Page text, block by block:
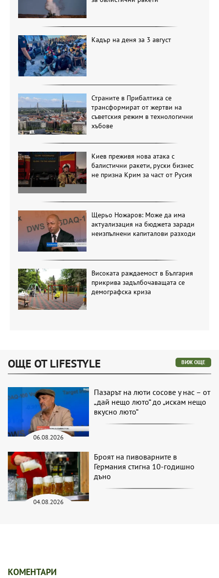
Кадър на деня за 3 август
Страните в Прибалтика се
трансформират от жертви на
съветския режим в технологични
хъбове
Киев преживя нова атака с
балистични ракети, руски бизнес
не призна Крим за част от Русия
Щерьо Ножаров: Може да има
актуализация на бюджета заради
неизпълнени капиталови разходи
Високата раждаемост в България
прикрива задълбочаващата се
демографска криза
ОЩЕ ОТ LIFESTYLE ВИЖ ОЩЕ
06.08.2026
Пазарът на люти сосове у нас – от
„дай нещо люто“ до „искам нещо
вкусно люто“
04.08.2026
Броят на пивоварните в
Германия стигна 10-годишно
дъно
КОМЕНТАРИ